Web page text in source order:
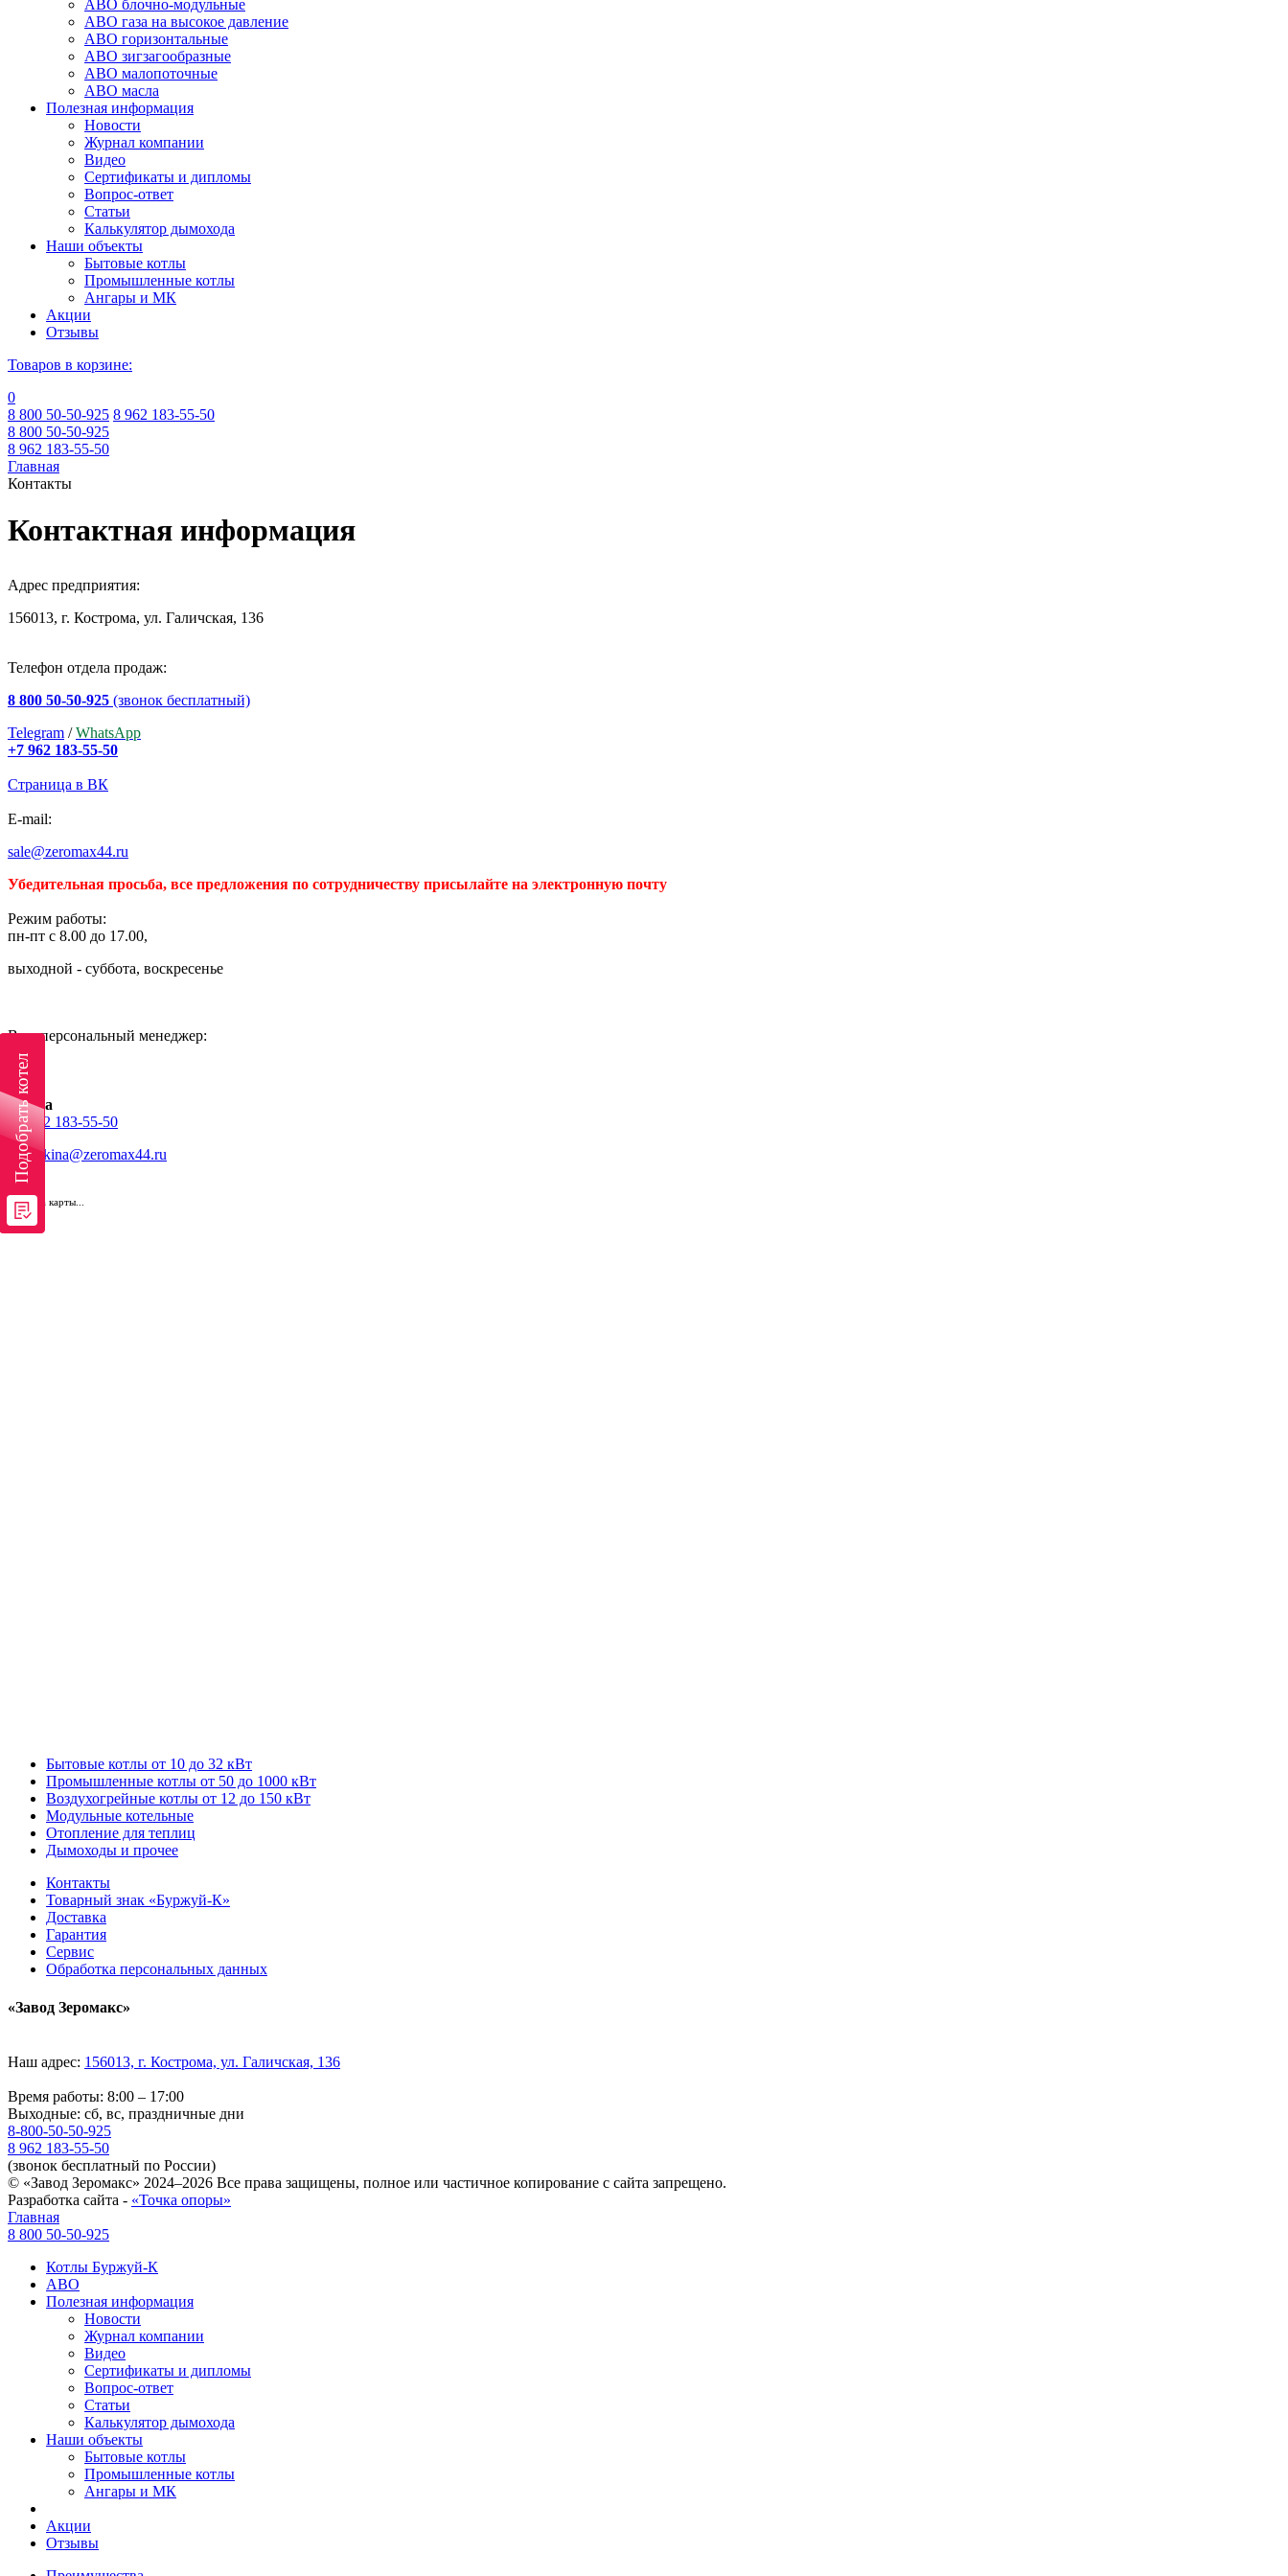
Подобрать котел
АВО блочно-модульные
АВО газа на высокое давление
АВО горизонтальные
АВО зигзагообразные
АВО малопоточные
АВО масла
Полезная информация
Новости
Журнал компании
Видео
Сертификаты и дипломы
Вопрос-ответ
Статьи
Калькулятор дымохода
Наши объекты
Бытовые котлы
Промышленные котлы
Ангары и МК
Акции
Отзывы
Товаров в корзине:
0
8 800 50-50-925 8 962 183-55-50
8 800 50-50-925
8 962 183-55-50
Главная
Контакты
Контактная информация
Адрес предприятия:
156013, г. Кострома, ул. Галичская, 136
Телефон отдела продаж:
8 800 50-50-925 (звонок бесплатный)
Telegram /WhatsApp
+7 962 183-55-50
Страница в ВК
E-mail:
sale@zeromax44.ru
Убедительная просьба, все предложения по сотрудничеству присылайте на электронную почту
Режим работы:
пн-пт с 8.00 до 17.00,
выходной - суббота, воскресенье
Ваш персональный менеджер:
Ирина
+7 962 183-55-50
Berezkina@zeromax44.ru
загрузка карты...
Бытовые котлы от 10 до 32 кВт
Промышленные котлы от 50 до 1000 кВт
Воздухогрейные котлы от 12 до 150 кВт
Модульные котельные
Отопление для теплиц
Дымоходы и прочее
Контакты
Товарный знак «Буржуй-К»
Доставка
Гарантия
Сервис
Обработка персональных данных
«Завод Зеромакс»
Наш адрес: 156013, г. Кострома, ул. Галичская, 136
Время работы: 8:00 – 17:00
Выходные: сб, вс, праздничные дни
8-800-50-50-925
8 962 183-55-50
(звонок бесплатный по России)
© «Завод Зеромакс» 2024–2026 Все права защищены, полное или частичное копирование с сайта запрещено.
Разработка сайта - «Точка опоры»
Главная
8 800 50-50-925
Котлы Буржуй-К
АВО
Полезная информация
Новости
Журнал компании
Видео
Сертификаты и дипломы
Вопрос-ответ
Статьи
Калькулятор дымохода
Наши объекты
Бытовые котлы
Промышленные котлы
Ангары и МК
Акции
Отзывы